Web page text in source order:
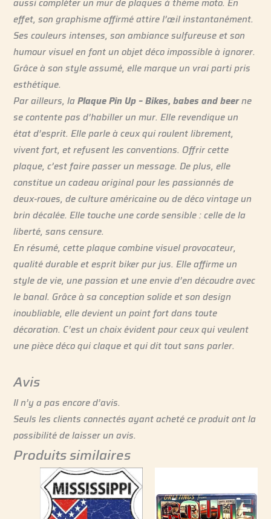
effet, son graphisme affirmé attire l’œil instantanément.
Ses couleurs intenses, son ambiance sulfureuse et son
humour visuel en font un objet déco impossible à ignorer.
Grâce à son style assumé, elle marque un vrai parti pris
esthétique.
Par ailleurs, laPlaque Pin Up – Bikes, babes and beerne
se contente pas d’habiller un mur. Elle revendique un
état d’esprit. Elle parle à ceux qui roulent librement,
vivent fort, et refusent les conventions. Offrir cette
plaque, c’est faire passer un message. De plus, elle
constitue un cadeau original pour les passionnés de
deux-roues, de culture américaine ou de déco vintage un
brin décalée. Elle touche une corde sensible : celle de la
liberté, sans censure.
En résumé, cette plaque combine visuel provocateur,
qualité durable et esprit biker pur jus. Elle affirme un
style de vie, une passion et une envie d’en découdre avec
le banal. Grâce à sa conception solide et son design
inoubliable, elle devient un point fort dans toute
décoration. C’est un choix évident pour ceux qui veulent
une pièce déco qui claque et qui dit tout sans parler.
Avis
Il n’y a pas encore d’avis.
Seuls les clients connectés ayant acheté ce produit ont la
possibilité de laisser un avis.
Produits similaires